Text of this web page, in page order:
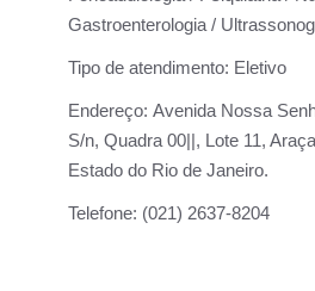
Gastroenterologia /
Tipo de atendimento: Eletivo
Endereço: Avenida Nossa
S/n, Quadra 00||, Lote 11,
Estado do Rio de Janeiro.
Telefone: (021) 2637-8204